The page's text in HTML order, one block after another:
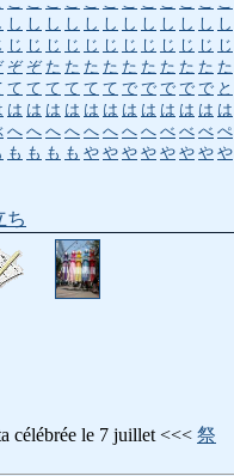
し し し し し し し し し し し し
じ じ じ じ じ じ じ じ じ じ じ じ
ぞ ぞ た た た た た た た た た た
て て て て て て で で で で で と
は は は は は は は は は は は は
へ へ へ へ へ へ へ へ べ べ べ ぺ
も も も も や や や や や や や や
ち
célébrée le 7 juillet <<< 祭